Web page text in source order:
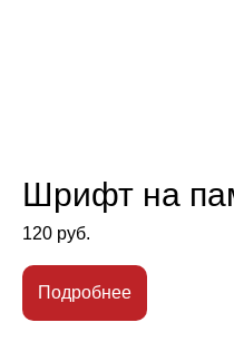
Шрифт на
120 руб.
Подробнее